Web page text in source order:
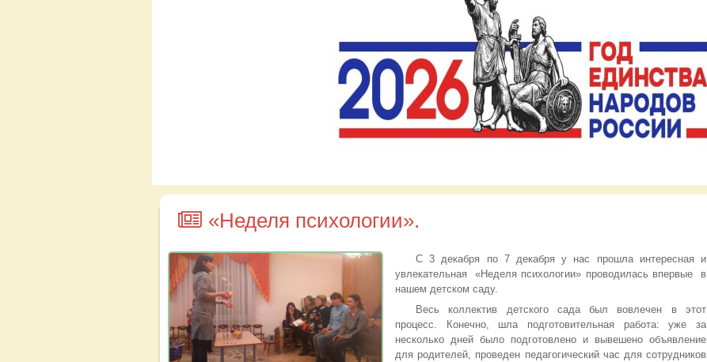
«Неделя психологии».
С 3 декабря по 7 декабря у нас прошла интересная и
увлекательная «Неделя психологии» проводилась впервые в
нашем детском саду.
Весь коллектив детского сада был вовлечен в этот
процесс. Конечно, шла подготовительная работа: уже за
несколько дней было подготовлено и вывешено объявление
для родителей, проведен педагогический час для сотрудников